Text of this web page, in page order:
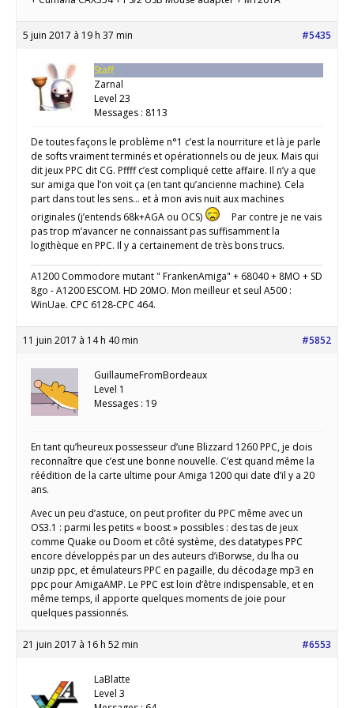
5 juin 2017 à 19 h 37 min #5435
Staff
Zarnal
Level 23
Messages : 8113
De toutes façons le problème n°1 c’est la nourriture et là je parle
de softs vraiment terminés et opérationnels ou de jeux. Mais qui
dit jeux PPC dit CG. Pffff c’est compliqué cette affaire. Il n’y a que
sur amiga que l’on voit ça (en tant qu’ancienne machine). Cela
part dans tout les sens… et à mon avis nuit aux machines
originales (j’entends 68k+AGA ou OCS)
Par contre je ne vais
pas trop m’avancer ne connaissant pas suffisamment la
logithèque en PPC. Il y a certainement de très bons trucs.
A1200 Commodore mutant " FrankenAmiga" + 68040 + 8MO + SD
8go - A1200 ESCOM. HD 20MO. Mon meilleur et seul A500 :
WinUae. CPC 6128-CPC 464.
11 juin 2017 à 14 h 40 min #5852
GuillaumeFromBordeaux
Level 1
Messages : 19
En tant qu’heureux possesseur d’une Blizzard 1260 PPC, je dois
reconnaître que c’est une bonne nouvelle. C’est quand même la
réédition de la carte ultime pour Amiga 1200 qui date d’il y a 20
ans.
Avec un peu d’astuce, on peut profiter du PPC même avec un
OS3.1 : parmi les petits « boost » possibles : des tas de jeux
comme Quake ou Doom et côté système, des datatypes PPC
encore développés par un des auteurs d’iBorwse, du lha ou
unzip ppc, et émulateurs PPC en pagaille, du décodage mp3 en
ppc pour AmigaAMP. Le PPC est loin d’être indispensable, et en
même temps, il apporte quelques moments de joie pour
quelques passionnés.
21 juin 2017 à 16 h 52 min #6553
LaBlatte
Level 3